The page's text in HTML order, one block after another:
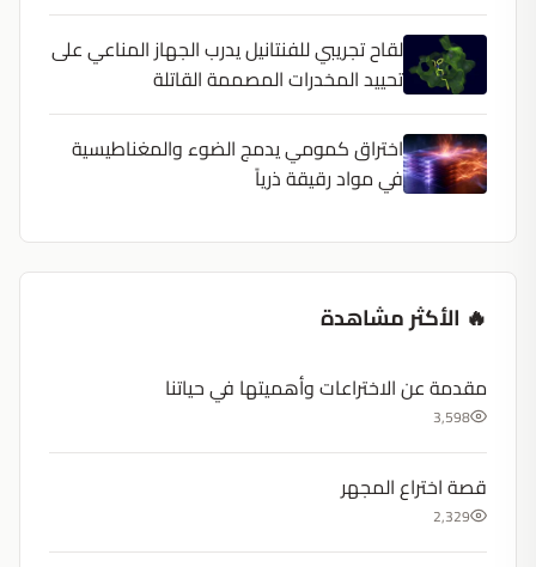
لقاح تجريبي للفنتانيل يدرب الجهاز المناعي على
تحييد المخدرات المصممة القاتلة
اختراق كمومي يدمج الضوء والمغناطيسية
في مواد رقيقة ذرياً
🔥 الأكثر مشاهدة
مقدمة عن الاختراعات وأهميتها في حياتنا
3,598
قصة اختراع المجهر
2,329